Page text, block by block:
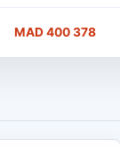
378 400 MAD